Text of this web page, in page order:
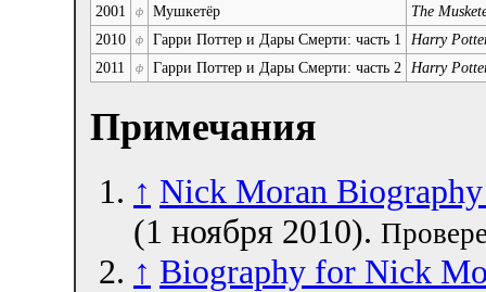
2001
ф Мушкетёр
The
2010
ф Гарри Поттер и Дары Смерти: часть 1
Harry
2011
ф Гарри Поттер и Дары Смерти: часть 2 Harry
Примечания
↑ Nick Moran
(1 ноября 2010).
↑ Biography for Nick